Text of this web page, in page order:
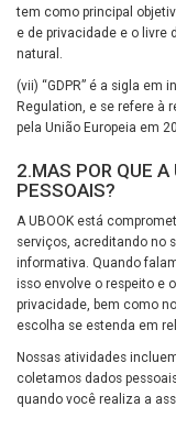
tem como principal
e de privacidade e o livre
natural.
(vii) “GDPR” é a sigla em
Regulation, e se refere à
pela União Europeia em
2.MAS POR QUE
PESSOAIS?
A UBOOK está
serviços, acreditando no
informativa. Quando
isso envolve o respeito e
privacidade, bem como
escolha se estenda em
Nossas atividades
coletamos dados
quando você realiza a